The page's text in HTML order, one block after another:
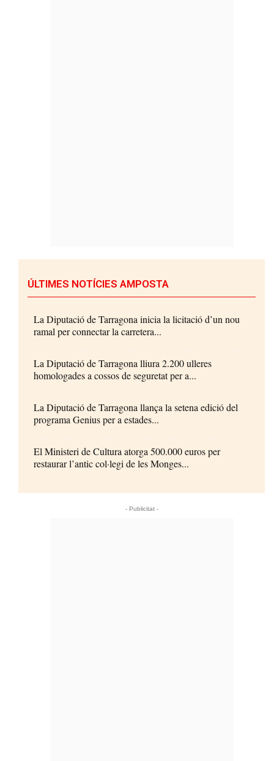
ÚLTIMES NOTÍCIES AMPOSTA
La Diputació de Tarragona inicia la licitació d’un nou
ramal per connectar la carretera...
La Diputació de Tarragona lliura 2.200 ulleres
homologades a cossos de seguretat per a...
La Diputació de Tarragona llança la setena edició del
programa Genius per a estades...
El Ministeri de Cultura atorga 500.000 euros per
restaurar l’antic col·legi de les Monges...
- Publicitat -